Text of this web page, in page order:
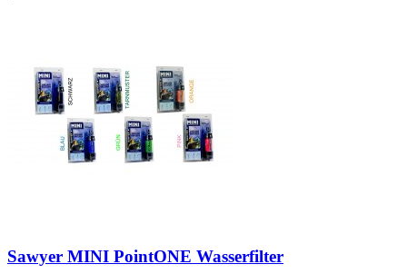
Sawyer MINI PointONE Wasserfilter